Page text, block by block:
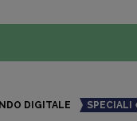
DIGITALE SPECIALI